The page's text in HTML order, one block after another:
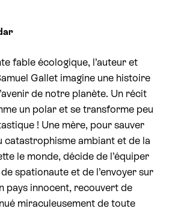
fable écologique, l’auteur et
Gallet imagine une histoire
de notre planète. Un récit
un polar et se transforme peu
! Une mère, pour sauver
catastrophisme ambiant et de la
le monde, décide de l’équiper
spationaute et de l’envoyer sur
pays innocent, recouvert de
miraculeusement de toute